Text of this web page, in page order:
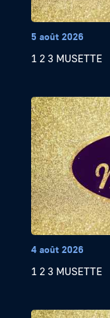
5 août 2026
1 2 3 MUSETTE
4 août 2026
1 2 3 MUSETTE